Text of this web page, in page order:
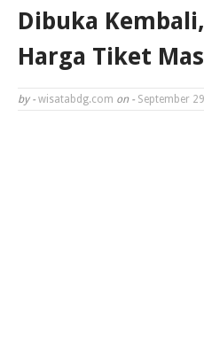
Dibuka
Harga Tiket
by - wisatabdg.com on - September